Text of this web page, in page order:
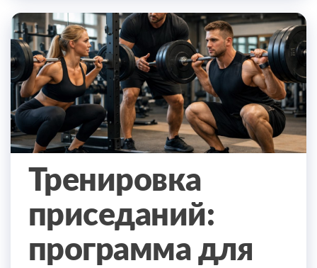
Тренировка
приседаний:
программа для